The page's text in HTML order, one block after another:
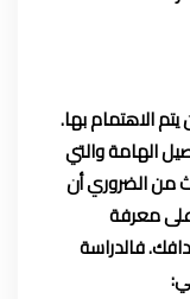
الاهتمام بها.
الهامة والتي
من الضروري أن
معرفة
فالدراسة